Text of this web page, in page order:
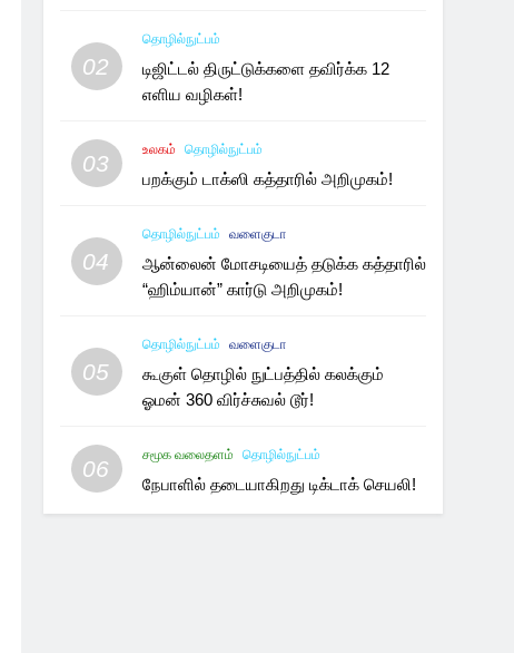
02
தொழில்நுட்பம்
டிஜிட்டல் திருட்டுக்களை தவிர்க்க 12
எளிய வழிகள்!
03
உலகம் தொழில்நுட்பம்
பறக்கும் டாக்ஸி கத்தாரில் அறிமுகம்!
04
தொழில்நுட்பம் வளைகுடா
ஆன்லைன் மோசடியைத் தடுக்க கத்தாரில்
“ஹிம்யான்” கார்டு அறிமுகம்!
05
தொழில்நுட்பம் வளைகுடா
கூகுள் தொழில் நுட்பத்தில் கலக்கும்
ஓமன் 360 விர்ச்சுவல் டூர்!
06
சமூக வலைதளம் தொழில்நுட்பம்
நேபாளில் தடையாகிறது டிக்டாக் செயலி!